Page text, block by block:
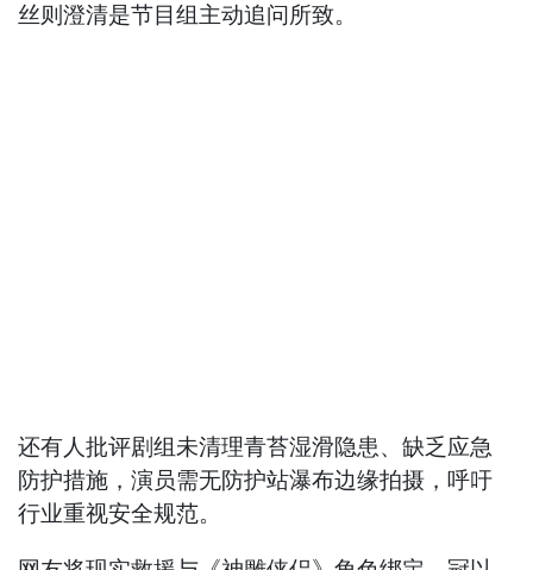
丝则澄清是节目组主动追问所致。
还有人批评剧组未清理青苔湿滑隐患、缺乏应急
防护措施，演员需无防护站瀑布边缘拍摄，呼吁
行业重视安全规范。